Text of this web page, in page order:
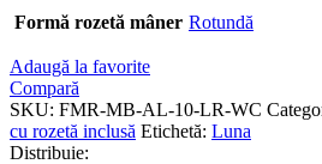
Formă rozetă mâner Rotundă
Adaugă la favorite
Compară
SKU: FMR-MB-AL-10-LR-WC
cu rozetă inclusă Etichetă: Luna
Distribuie: